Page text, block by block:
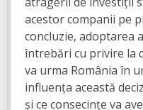
acestor companii pe
concluzie, adoptarea
întrebări cu privire la
va urma România în
influența această
și ce consecințe va